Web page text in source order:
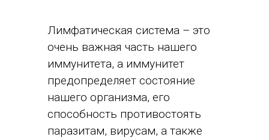
Лимфатическая система – это
очень важная часть нашего
иммунитета, а иммунитет
предопределяет состояние
нашего организма, его
способность противостоять
паразитам, вирусам, а также